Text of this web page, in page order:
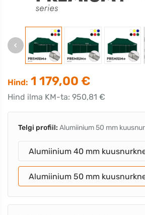
Hind: 1 179,00 €
Hind ilma KM-ta: 950,81 €
Telgi profiil: Alumiinium 50 mm
Alumiinium 40 mm
Alumiinium 50 mm